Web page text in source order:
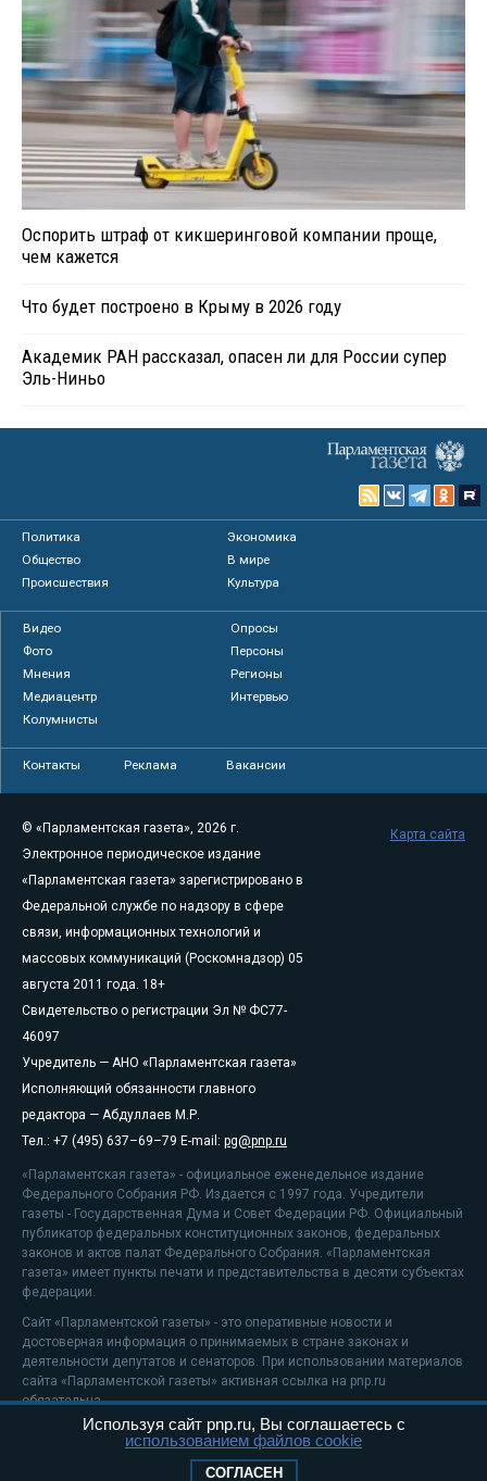
Оспорить штраф от кикшеринговой компании проще,
чем кажется
Что будет построено в Крыму в 2026 году
Академик РАН рассказал, опасен ли для России супер
Эль-Ниньо
Политика
Экономика
Общество
В мире
Происшествия
Культура
Видео
Опросы
Фото
Персоны
Мнения
Регионы
Медиацентр
Интервью
Колумнисты
Контакты Реклама Вакансии
© «Парламентская газета», 2026 г.
Электронное периодическое издание
«Парламентская газета» зарегистрировано в
Федеральной службе по надзору в сфере
связи, информационных технологий и
массовых коммуникаций (Роскомнадзор) 05
августа 2011 года. 18+
Свидетельство о регистрации Эл № ФС77-
46097
Учредитель — АНО «Парламентская газета»
Исполняющий обязанности главного
редактора — Абдуллаев М.Р.
Тел.: +7 (495) 637–69–79 E-mail: pg@pnp.ru
«Парламентская газета» - официальное еженедельное издание
Федерального Собрания РФ. Издается с 1997 года. Учредители
газеты - Государственная Дума и Совет Федерации РФ. Официальный
публикатор федеральных конституционных законов, федеральных
законов и актов палат Федерального Собрания. «Парламентская
газета» имеет пункты печати и представительства в десяти субъектах
федерации.
Сайт «Парламентской газеты» - это оперативные новости и
достоверная информация о принимаемых в стране законах и
деятельности депутатов и сенаторов. При использовании материалов
сайта «Парламентской газеты» активная ссылка на pnp.ru
обязательна.
На информационном ресурсе применяютсярекомендательные
Положение о защите персональных данных
Карта сайта
Используя сайт pnp.ru, Вы соглашаетесь с
использованием файлов cookie
СОГЛАСЕН